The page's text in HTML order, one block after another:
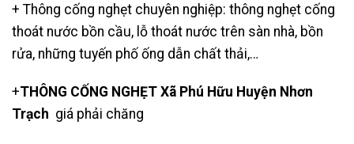
+ Thông cống nghẹt chuyên nghiệp: thông nghẹt cống
thoát nước bồn cầu, lỗ thoát nước trên sàn nhà, bồn
rửa, những tuyến phố ống dẫn chất thải,…
+THÔNG CỐNG NGHẸT Xã Phú Hữu Huyện Nhơn
Trạch giá phải chăng